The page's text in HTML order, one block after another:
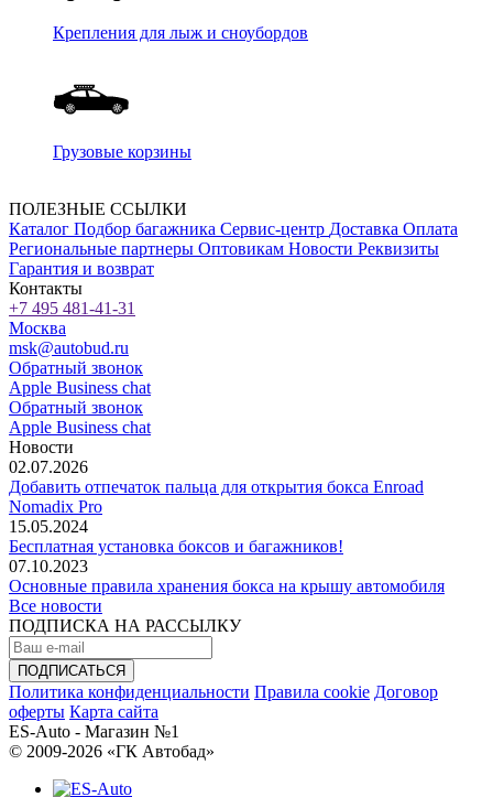
Крепления для лыж и сноубордов
Грузовые корзины
ПОЛЕЗНЫЕ ССЫЛКИ
Каталог Подбор багажника Сервис-центр Доставка Оплата
Региональные партнеры Оптовикам Новости Реквизиты
Гарантия и возврат
Контакты
+7 495 481-41-31
Москва
msk@autobud.ru
Обратный звонок
Apple Business chat
Обратный звонок
Apple Business chat
Новости
02.07.2026
Добавить отпечаток пальца для открытия бокса Enroad
Nomadix Pro
15.05.2024
Бесплатная установка боксов и багажников!
07.10.2023
Основные правила хранения бокса на крышу автомобиля
Все новости
ПОДПИСКА НА РАССЫЛКУ
Политика конфиденциальности Правила cookie Договор
оферты Карта сайта
ES-Auto - Магазин №1
© 2009-2026 «ГК Автобад»